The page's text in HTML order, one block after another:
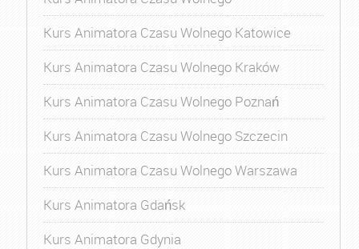
Kurs Animatora Czasu Wolnego Katowice
Kurs Animatora Czasu Wolnego Kraków
Kurs Animatora Czasu Wolnego Poznań
Kurs Animatora Czasu Wolnego Szczecin
Kurs Animatora Czasu Wolnego Warszawa
Kurs Animatora Gdańsk
Kurs Animatora Gdynia